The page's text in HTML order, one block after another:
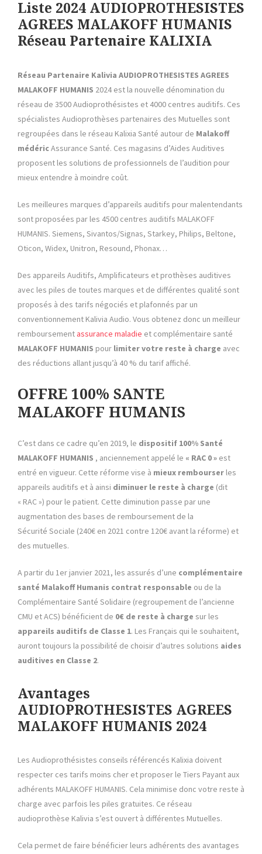
Liste 2024 AUDIOPROTHESISTES
AGREES MALAKOFF HUMANIS
Réseau Partenaire KALIXIA
Réseau Partenaire Kalivia AUDIOPROTHESISTES AGREES
MALAKOFF HUMANIS 2024 est la nouvelle dénomination du
réseau de 3500 Audioprothésistes et 4000 centres auditifs. Ces
spécialistes Audioprothèses partenaires des Mutuelles sont
regroupées dans le réseau Kalixia Santé autour de Malakoff
médéricAssurance Santé. Ces magasins d’Aides Auditives
proposent les solutions de professionnels de l’audition pour
mieux entendre à moindre coût.
Les meilleures marques d’appareils auditifs pour malentendants
sont proposées par les 4500 centres auditifs MALAKOFF
HUMANIS. Siemens, Sivantos/Signas, Starkey, Philips, Beltone,
Oticon, Widex, Unitron, Resound, Phonax…
Des appareils Auditifs, Amplificateurs et prothèses auditives
avec les piles de toutes marques et de différentes qualité sont
proposés à des tarifs négociés et plafonnés par un
conventionnement Kalivia Audio. Vous obtenez donc un meilleur
remboursement assurance maladie et complémentaire santé
MALAKOFF HUMANIS pour limiter votre reste à charge avec
des réductions allant jusqu’à 40 % du tarif affiché.
OFFRE 100% SANTE
MALAKOFF HUMANIS
C’est dans ce cadre qu’en 2019, le dispositif 100% Santé
MALAKOFF HUMANIS , anciennement appelé le « RAC 0 » est
entré en vigueur. Cette réforme vise à mieux rembourser les
appareils auditifs et à ainsi diminuer le reste à charge (dit
« RAC ») pour le patient. Cette diminution passe par une
augmentation des bases de remboursement de la
Sécurité Sociale (240€ en 2021 contre 120€ avant la réforme) et
des mutuelles.
A partir du 1er janvier 2021, les assurés d’une complémentaire
santé Malakoff Humanis contrat responsable ou de la
Complémentaire Santé Solidaire (regroupement de l’ancienne
CMU et ACS) bénéficient de 0€ de reste à charge sur les
appareils auditifs de Classe 1. Les Français qui le souhaitent,
auront toujours la possibilité de choisir d’autres solutions aides
auditives en Classe 2.
Avantages
AUDIOPROTHESISTES AGREES
MALAKOFF HUMANIS 2024
Les Audioprothésistes conseils référencés Kalixia doivent
respecter ces tarifs moins cher et proposer le Tiers Payant aux
adhérents MALAKOFF HUMANIS. Cela minimise donc votre reste à
charge avec parfois les piles gratuites. Ce réseau
audioprothèse Kalivia s’est ouvert à différentes Mutuelles.
Cela permet de faire bénéficier leurs adhérents des avantages